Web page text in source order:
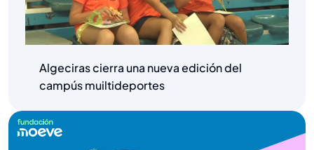
Algeciras cierra una nueva edición del
campús muiltideportes